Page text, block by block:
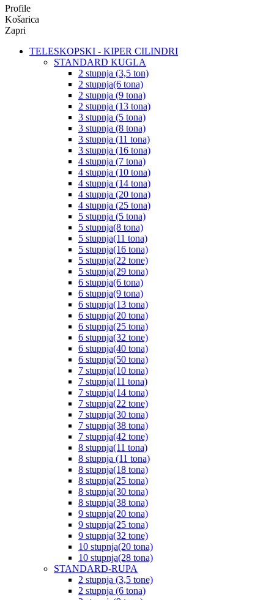
Profile
Košarica
Zapri
TELESKOPSKI - KIPER CILINDRI
STANDARD KUGLA
2 stupnja (3,5 ton)
2 stupnja(6 tona)
2 stupnja (9 tona)
2 stupnja (13 tona)
3 stupnja (5 tona)
3 stupnja (8 tona)
3 stupnja (11 tona)
3 stupnja (16 tona)
4 stupnja (7 tona)
4 stupnja (10 tona)
4 stupnja (14 tona)
4 stupnja (20 tona)
4 stupnja (25 tona)
5 stupnja (5 tona)
5 stupnja(8 tona)
5 stupnja(11 tona)
5 stupnja(16 tona)
5 stupnja(22 tone)
5 stupnja(29 tona)
6 stupnja(6 tona)
6 stupnja(9 tona)
6 stupnja(13 tona)
6 stupnja(20 tona)
6 stupnja(25 tona)
6 stupnja(32 tone)
6 stupnja(40 tona)
6 stupnja(50 tona)
7 stupnja(10 tona)
7 stupnja(11 tona)
7 stupnja(14 tona)
7 stupnja(22 tone)
7 stupnja(30 tona)
7 stupnja(38 tona)
7 stupnja(42 tone)
8 stupnja(11 tona)
8 stupnja (11 tona)
8 stupnja(18 tona)
8 stupnja(25 tona)
8 stupnja(30 tona)
8 stupnja(38 tona)
9 stupnja(20 tona)
9 stupnja(25 tona)
9 stupnja(32 tone)
10 stupnja(20 tona)
10 stupnja(28 tona)
STANDARD-RUPA
2 stupnja (3,5 tone)
2 stupnja (6 tona)